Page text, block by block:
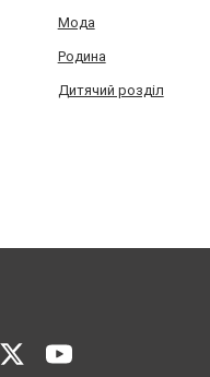
Мода
Родина
Дитячий розділ